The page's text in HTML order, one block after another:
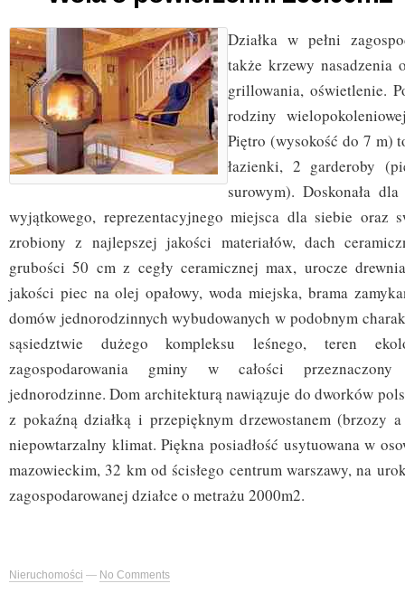
Działka w pełni
także krzewy nasadzenia
grillowania, oświetlenie.
rodziny
Piętro (wysokość do 7 m)
łazienki, 2 garderoby
surowym). Doskonała
wyjątkowego, reprezentacyjnego miejsca dla siebie oraz
zrobiony z najlepszej jakości materiałów, dach
grubości 50 cm z cegły ceramicznej max, urocze
jakości piec na olej opałowy, woda miejska, brama
domów jednorodzinnych wybudowanych w podobnym
sąsiedztwie dużego kompleksu leśnego, teren
zagospodarowania gminy w całości
jednorodzinne. Dom architekturą nawiązuje do dworków
z pokaźną działką i przepięknym drzewostanem (brzozy
niepowtarzalny klimat. Piękna posiadłość usytuowana w
mazowieckim, 32 km od ścisłego centrum warszawy, na
zagospodarowanej działce o metrażu 2000m2.
Nieruchomości — No Comments